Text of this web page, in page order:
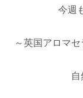
今週
～英国アロマ